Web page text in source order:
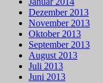
Dezember 2013
November 2013
Oktober 2013
September 2013
August 2013
Juli 2013
Juni 2013